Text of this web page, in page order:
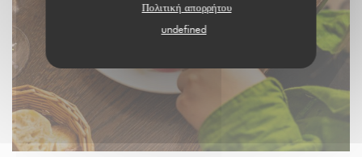
Πολιτική απορρήτου
undefined